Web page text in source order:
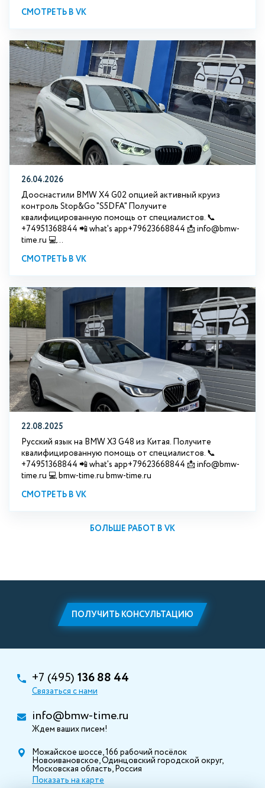
СМОТРЕТЬ В VK
26.04.2026
Дооснастили BMW X4 G02 опцией активный круиз
контроль Stop&Go "S5DFA" Получите
квалифицированную помощь от специалистов. 📞
+74951368844 📲 what's app+79623668844 📩 info@bmw-
time.ru 💻...
СМОТРЕТЬ В VK
22.08.2025
Русский язык на BMW X3 G48 из Китая. Получите
квалифицированную помощь от специалистов. 📞
+74951368844 📲 what's app+79623668844 📩 info@bmw-
time.ru 💻 bmw-time.ru bmw-time.ru
СМОТРЕТЬ В VK
БОЛЬШЕ РАБОТ В VK
ПОЛУЧИТЬ КОНСУЛЬТАЦИЮ
+7 (495) 136 88 44
Связаться с нами
info@bmw-time.ru
Ждем ваших писем!
Можайское шоссе, 166 рабочий посёлок
Новоивановское, Одинцовский городской округ,
Московская область, Россия
Показать на карте